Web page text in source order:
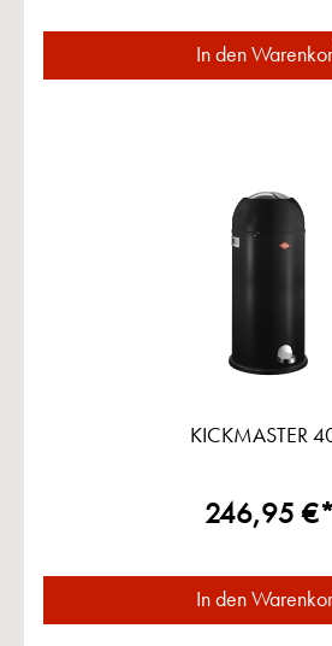
In den
KICKMASTER
246,95 €*
In den